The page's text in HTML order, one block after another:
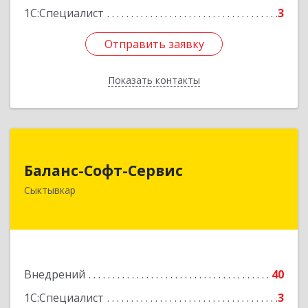
1С:Специалист
3
Отправить заявку
Показать контакты
Отправить заявку
Назад
Баланс-Софт-Сервис
Сыктывкар
Внедрений
40
1С:Специалист
3
167000, Коми Респ, Сыктывкар г, Первомайская
Подробнее